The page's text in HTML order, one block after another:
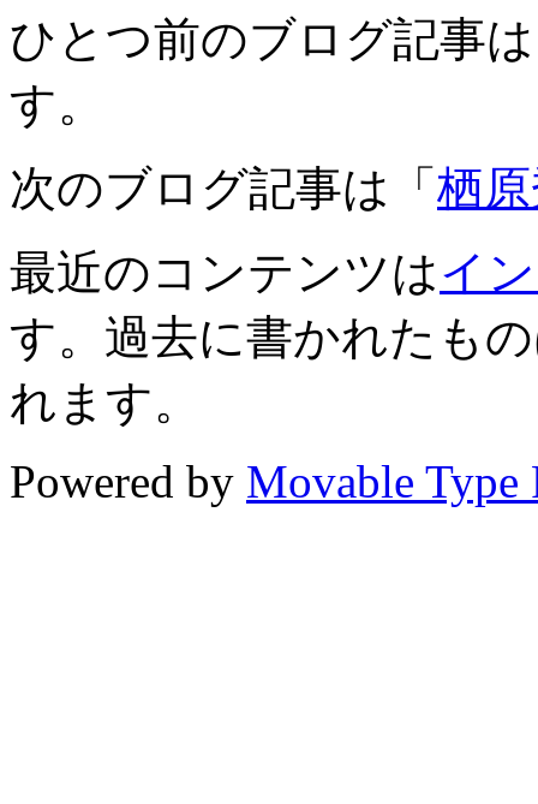
ひとつ前のブログ記事
す。
次のブログ記事は「 栖
最近のコンテンツはイ
す。過去に書かれたも
れます。
Powered by Movable Type